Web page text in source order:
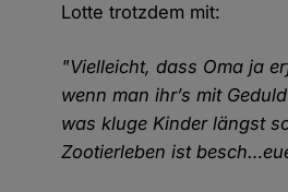
Lotte trotzdem mit:
"Vielleicht, dass Oma ja
wenn man ihr’s mit
was kluge Kinder längst
Zootierleben ist